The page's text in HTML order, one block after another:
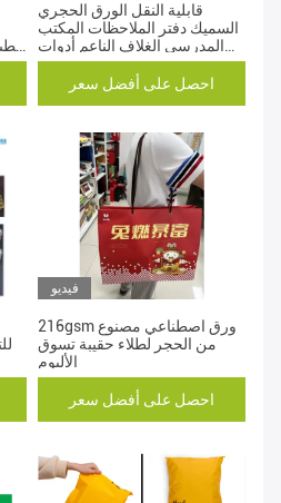
قابلية النقل الورق الحجري
السميك دفتر الملاحظات المكتب
المدرسي الغلاف الناعم أدوات
المكتب الهدية
احصل على أفضل سعر
فيديو
216gsm ورق اصطناعي مصنوع
من الحجر لطلاء حقيبة تسوق
الألبوم
احصل على أفضل سعر